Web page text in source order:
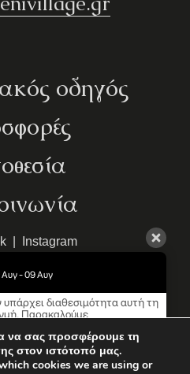
οδηγός
| Instagram
Village
AboutHotelier
να σας προσφέρουμε τη
στον ιστότοπό μας.
cookies we are using or
- 09 Αυγ
υπάρχει διαθεσιμότητα αυτή τη
Παρακαλούμε
πληροφορίες.
/ 10 (708 Κριτικές)